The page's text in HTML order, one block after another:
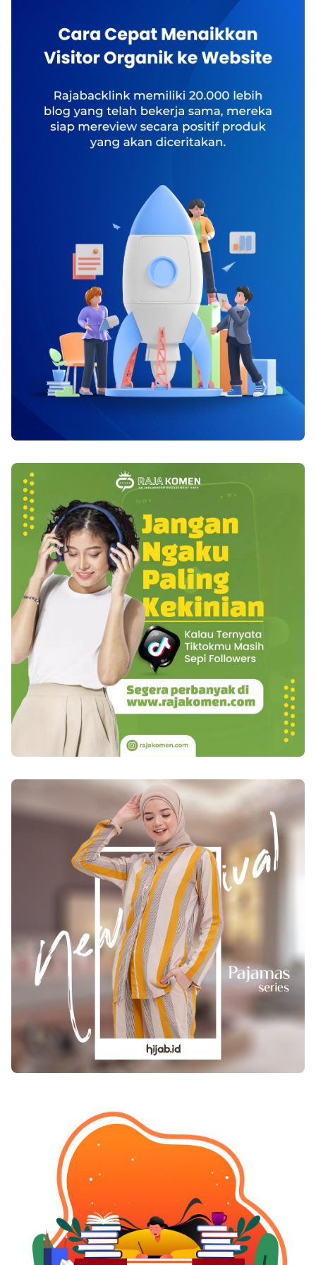
Langkahnya, rendam dua kantung teh di air
hangat, lalu tempatkan pada almari es untuk
mendinginkannya. Sesudah cukup dingin,
tempatkan kantung teh pada mata selama lima
bengkak pada mata dan menolong mata tampak
lebih cerah.Â 3. AlpukatÂ Rasa capek pula
dapat mengakibatkan lingkaran hitam pada
seputar mata. Anda dapat menangani lingkaran
:Â Cara Memilih Tas Punggung yang Tepat untuk
metal serta tempatkan di air dingin selama
bermenit-menit. Sesudah itu, pakai dua sendok
yang telah dingin di kelopak mata selama satu
menit. Sendok yang dingin bakal meredakan rasa
capek pada mata.Â 5. MentimunÂ Mentimun
ialah satu diantara bahan alami yang populer
untuk menangani mata bengkak serta capek.
Tempatkan potongan mentimun dingin di mata.
Mentimun tidak cuma menangani mata capek
serta kembali menawarkan kesegaran mata,
tetapi pula mnenjadikan pandangan jadi tambah
istirahatkan mata Anda sesaat serta kerjakan
langkah diatas untuk menciptakan mata terus
fresh. Mata yang fresh pula bakal menyajikan
pandangan yang lebih sempurna untuk Anda.
Agar pengalaman menonton semakin nyaman
dan memuaskan, menggunakan langganan Vidio
Premium bisa menjadi pilihan yang tepat.Melalui
layanan premium, kamu dapat menikmati
menonton terasa lebih praktis. Tidak hanya
mendapatkan akses ke lebih banyak konten,
kamu juga bisa menikmati kualitas video HD
yang memberikan pengalaman visual lebih
kamu dapat mengunjungi halaman resmi
VocaGame di https://vocagame.com/id-
id/vidio.Nikmati Tayangan Tanpa Gangguan
IklanSalah satu keuntungan utama
menggunakan langganan Vidio Premium adalah
pengalaman menonton yang lebih nyaman tanpa
gangguan iklan. Ketika sedang menikmati
pertandingan olahraga yang menegangkan atau
mengikuti alur cerita film favorit, tentu kamu
ingin tetap fokus tanpa jeda yang
mengganggu.Dengan akses premium, setiap
tayangan dapat dinikmati secara lebih lancar
sehingga momen-momen penting tidak terlewat.
Hal ini membuat pengalaman menonton terasa
drama maupun siaran olahraga secara
salah satu alasan mengapa langganan Vidio seru
untuk dimiliki.Kualitas HD untuk Pengalaman
Visual MaksimalMenonton tayangan berkualitas
tinggi memberikan kepuasan tersendiri,
terutama ketika menikmati film dengan
sinematografi yang memukau atau pertandingan
olahraga dengan tempo cepat. Layanan premium
memungkinkan pengguna menikmati kualitas
HD sehingga gambar terlihat lebih tajam dan
detail.Dengan kualitas visual yang lebih baik,
setiap adegan terasa lebih hidup. Kamu dapat
menikmati ekspresi para pemain, detail
pemandangan, maupun momen-momen penting
dalam pertandingan dengan lebih
jelas.Keunggulan ini membuat langganan Vidio
menjadi pilihan menarik bagi pengguna yang
mengutamakan kualitas saat menikmati
SportVidio menghadirkan beragam pilihan
konten yang dapat dinikmati sesuai minat
pengguna. Bagi pecinta drama, tersedia berbagai
serial dan film yang bisa menjadi teman saat
bersantai. Sementara itu, penggemar olahraga
dapat mengikuti berbagai pertandingan dari
kompetisi favorit melalui platform yang
sama.Dengan koleksi konten yang beragam,
kamu tidak perlu berpindah-pindah aplikasi
untuk mencari hiburan. Semua dapat dinikmati
dalam satu platform yang praktis.Tidak heran
jika banyak pengguna menganggap langganan
Vidio asik karena mampu mendukung berbagai
hobi menonton, baik drama maupun sport.Proses
Pembelian yang Mudah dan
MenyenangkanSelain menawarkan berbagai
keuntungan dalam menikmati tayangan, proses
pembelian langganan juga menjadi bagian
sehingga siapa pun dapat menyelesaikan
pembelian dengan mudah.Melalui halaman
layanan Vidio di https://vocagame.com/id-
id/vidio, pengguna hanya perlu memilih produk
yang diinginkan, mengikuti petunjuk yang
tersedia, lalu menyelesaikan pembayaran
menggunakan metode yang sesuai.Alur
transaksi yang jelas membuat proses pembelian
berlangsung cepat dan nyaman. Bahkan bagi